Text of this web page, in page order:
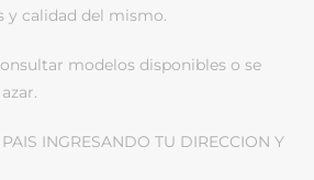
y calidad del mismo.
modelos disponibles o se
INGRESANDO TU DIRECCION Y